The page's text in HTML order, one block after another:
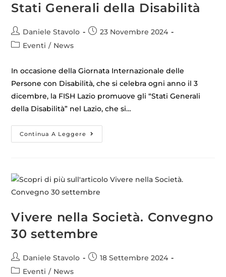
Stati Generali della Disabilità
Daniele Stavolo
23 Novembre 2024
Eventi / News
In occasione della Giornata Internazionale delle
Persone con Disabilità, che si celebra ogni anno il 3
dicembre, la FISH Lazio promuove gli “Stati Generali
della Disabilità” nel Lazio, che si…
Continua A Leggere
Vivere nella Società. Convegno
30 settembre
Daniele Stavolo
18 Settembre 2024
Eventi / News